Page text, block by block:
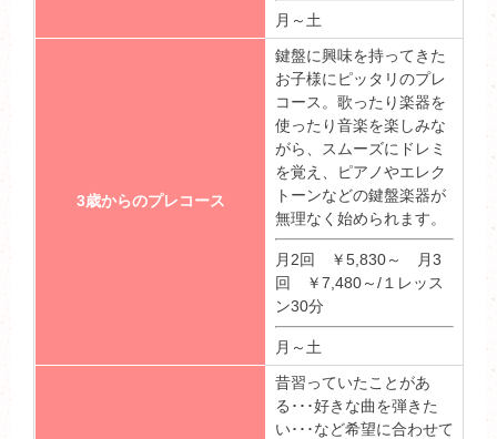
月～土
3歳からのプレコース
鍵盤に興味を持ってきた
お子様にピッタリのプレ
コース。歌ったり楽器を
使ったり音楽を楽しみな
がら、スムーズにドレミ
を覚え、ピアノやエレク
トーンなどの鍵盤楽器が
無理なく始められます。
月2回 ￥5,830～ 月3
回 ￥7,480～/１レッス
ン30分
月～土
昔習っていたことがあ
る･･･好きな曲を弾きた
い･･･など希望に合わせて